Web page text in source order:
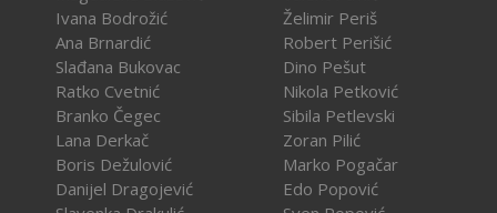
Ivana Bodrožić
Ana Brnardić
Slađana Bukovac
Ratko Cvetnić
Branko Čegec
Lana Derkač
Boris Dežulović
Danijel Dragojević
Želimir Periš
Robert Perišić
Dino Pešut
Nikola Petković
Sibila Petlevski
Zoran Pilić
Marko Pogačar
Edo Popović